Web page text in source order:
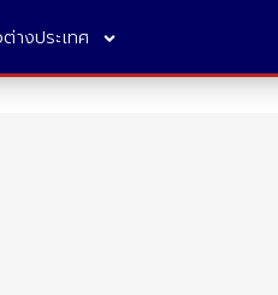
ต่างประเทศ